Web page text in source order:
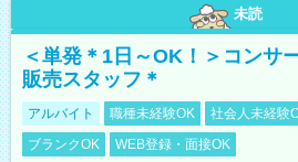
未読
＜単発＊1日～OK！＞コンサ
販売スタッフ＊
アルバイト 職種未経験OK 社会人未経験
ブランクOK
WEB登録・面接OK